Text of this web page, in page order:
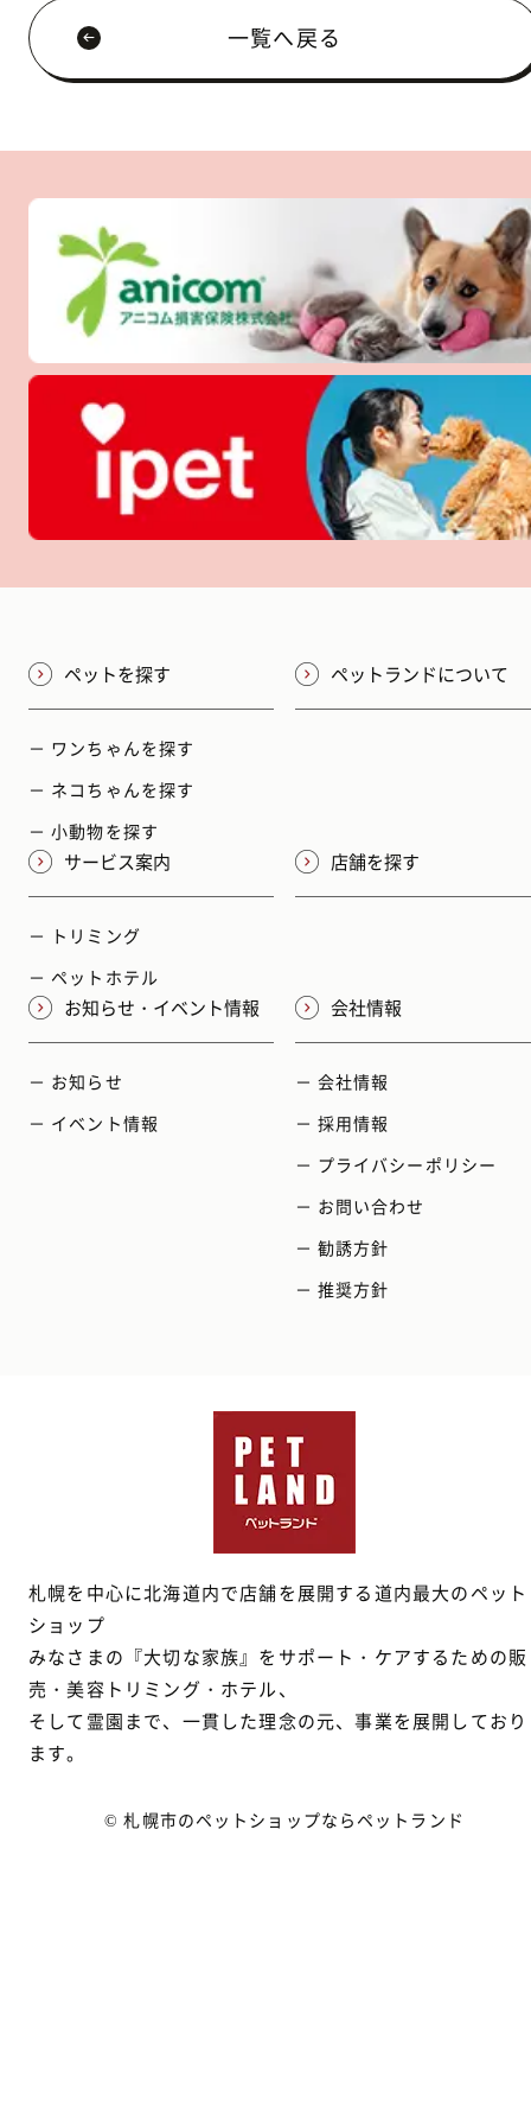
一覧へ戻る
ペットを探す
－ ワンちゃんを探す
－ ネコちゃんを探す
－ 小動物を探す
ペットランドについて
サービス案内
－ トリミング
－ ペットホテル
店舗を探す
お知らせ・イベント情報
－ お知らせ
－ イベント情報
会社情報
－ 会社情報
－ 採用情報
－ プライバシーポリシー
－ お問い合わせ
－ 勧誘方針
－ 推奨方針
札幌を中心に北海道内で店舗を展開する道内最大のペット
ショップ
みなさまの『大切な家族』をサポート・ケアするための販
売・美容トリミング・ホテル、
そして霊園まで、一貫した理念の元、事業を展開しており
ます。
© 札幌市のペットショップならペットランド